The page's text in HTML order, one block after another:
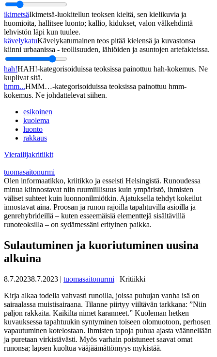
ikimetsäIkimetsä-luokitellun teoksen kieltä, sen kielikuvia ja
huomioita, hallitsee luonto; kallio, kidukset, valon välkehdintä
lehvistön läpi kun tuulee.
kävelykatuKävelykatumainen teos pitää kielensä ja kuvastonsa
kiinni urbaanissa - teollisuuden, lähiöiden ja asuntojen artefakteissa.
hah!HAH!-kategorisoiduissa teoksissa painottuu hah-kokemus. Ne
kuplivat sitä.
hmm...HMM…-kategorisoiduissa teoksissa painottuu hmm-
kokemus. Ne johdattelevat siihen.
esikoinen
kuolema
luonto
rakkaus
Vierailijakritiikit
tuomasaitonurmi
Olen informaatikko, kriitikko ja esseisti Helsingistä. Runoudessa
minua kiinnostavat niin ruumiillisuus kuin ympäristö, ihmisten
väliset suhteet kuin luonnonilmiötkin. Ajatuksella tehdyt kokeilut
innostavat aina. Proosan ja runon rajoilla tapahtuvilla asioilla ja
genrehybrideillä – kuten esseemäisiä elementtejä sisältävillä
runoteoksilla – on sydämessäni erityinen paikka.
Sulautuminen ja kuoriutuminen uusina
alkuina
8.7.20238.7.2023 | tuomasaitonurmi | Kritiikki
Kirja alkaa todella vahvasti runoilla, joissa puhujan vanha isä on
sairaalassa muistisairaana. Tilanne piirtyy viiltävän tarkkana: ”Niin
paljon rakkaita. Kaikilta nimet karanneet.” Kuoleman hetken
kuvauksessa tapahtuukin syntyminen toiseen olomuotoon, perhosen
vapautuminen kotelostaan. Ihmisten tapoja puhua ajasta väännellään
ja puretaan virkistävästi. Myös varhain poistuneet saavat omat
runonsa; lapsen kuoltua vääjäämättömyys mykistää.